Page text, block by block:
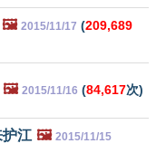
🖼️ 2015/11/17 (209,689
🖼️ 2015/11/16 (84,617次)
江 🖼️ 2015/11/15